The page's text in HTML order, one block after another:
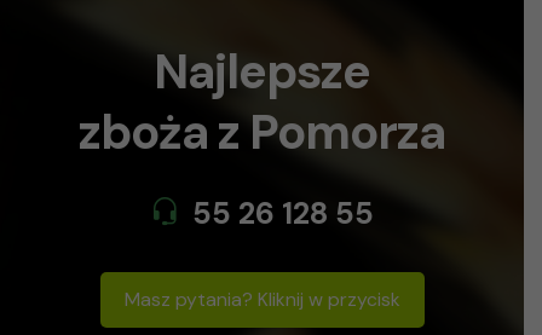
Najlepsze
zbożaz Pomorza
55 26 128 55
Masz pytania? Kliknij w przycisk